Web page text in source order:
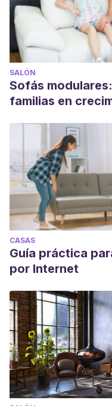
SALÓN
Sofás
familias en
CASAS
Guía práctica
por Internet